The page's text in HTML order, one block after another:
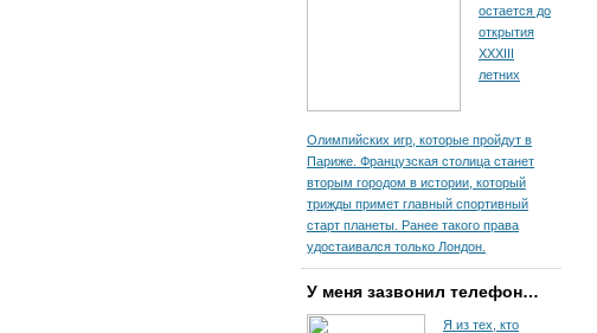
остается до
открытия
XXXIII
летних
Олимпийских игр, которые пройдут в
Париже. Французская столица станет
вторым городом в истории, который
трижды примет главный спортивный
старт планеты. Ранее такого права
удостаивался только Лондон.
У меня зазвонил телефон…
Я из тех, кто